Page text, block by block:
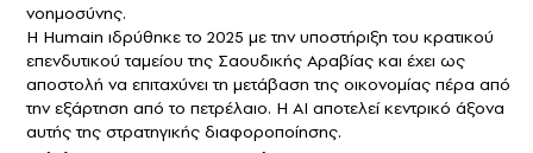
νοημοσύνης.
Η Humain ιδρύθηκε το 2025 με την υποστήριξη του κρατικού
επενδυτικού ταμείου της Σαουδικής Αραβίας και έχει ως
αποστολή να επιταχύνει τη μετάβαση της οικονομίας πέρα από
την εξάρτηση από το πετρέλαιο. Η AI αποτελεί κεντρικό άξονα
αυτής της στρατηγικής διαφοροποίησης.